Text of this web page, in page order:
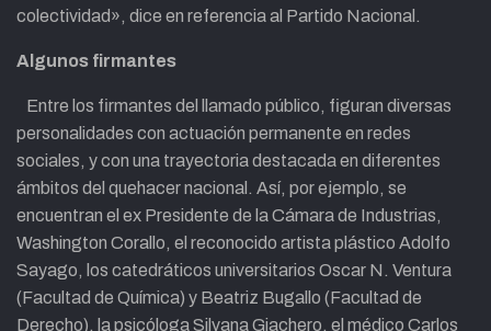
colectividad», dice en referencia al Partido Nacional.
Algunos firmantes
Entre los firmantes del llamado público, figuran diversas
personalidades con actuación permanente en redes
sociales, y con una trayectoria destacada en diferentes
ámbitos del quehacer nacional. Así, por ejemplo, se
encuentran el ex Presidente de la Cámara de Industrias,
Washington Corallo, el reconocido artista plástico Adolfo
Sayago, los catedráticos universitarios Oscar N. Ventura
(Facultad de Química) y Beatriz Bugallo (Facultad de
Derecho), la psicóloga Silvana Giachero, el médico Carlos